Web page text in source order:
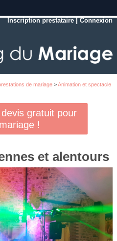
Inscription prestataire |Connexion
de mariage>Animation et spectacle
gratuit pour
!
et alentours